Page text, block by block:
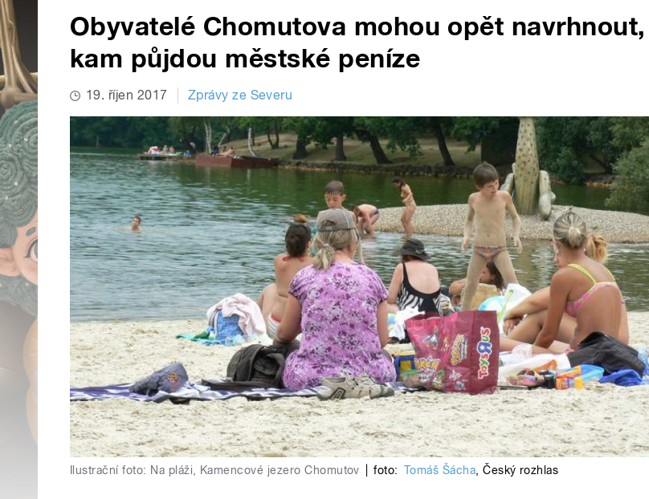
Obyvatelé Chomutova mohou opět navrhnout,
kam půjdou městské peníze
19. říjen 2017 Zprávy ze Severu
Ilustrační foto: Na pláži, Kamencové jezero Chomutov foto: Tomáš Šácha,Český rozhlas